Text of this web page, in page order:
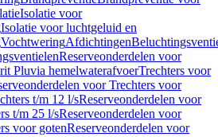
Isolatie voor
Isolatie voor luchtgeluid en
VochtweringAfdichtingen
Reserveonderdelen voor
Pluvia hemelwaterafvoerTrechters voor
voor Trechters voor
t/m 12 l/sReserveonderdelen voor
t/m 25 l/sReserveonderdelen voor
voor gotenReserveonderdelen voor